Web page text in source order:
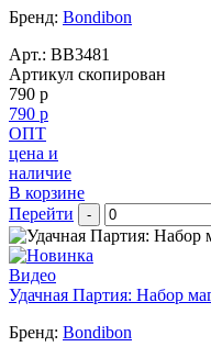
Бренд: Bondibon
Арт.: BB3481
Артикул скопирован
790 р
790 р
ОПТ
цена и
наличие
В корзине
Перейти
-
Видео
Удачная Партия: Набор
Бренд: Bondibon